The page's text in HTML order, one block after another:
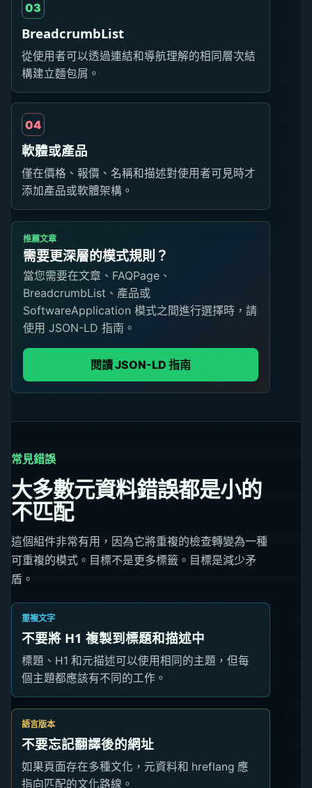
03
BreadcrumbList
從使用者可以透過連結和導航理解的相同層次結
構建立麵包屑。
04
軟體或產品
僅在價格、報價、名稱和描述對使用者可見時才
添加產品或軟體架構。
推薦文章
需要更深層的模式規則？
當您需要在文章、FAQPage、
BreadcrumbList、產品或
SoftwareApplication 模式之間進行選擇時，請
使用 JSON-LD 指南。
閱讀 JSON-LD 指南
常見錯誤
大多數元資料錯誤都是小的
不匹配
這個組件非常有用，因為它將重複的檢查轉變為一種
可重複的模式。目標不是更多標籤。目標是減少矛
盾。
重複文字
不要將 H1 複製到標題和描述中
標題、H1 和元描述可以使用相同的主題，但每
個主題都應該有不同的工作。
語言版本
不要忘記翻譯後的網址
如果頁面存在多種文化，元資料和 hreflang 應
指向匹配的文化路線。